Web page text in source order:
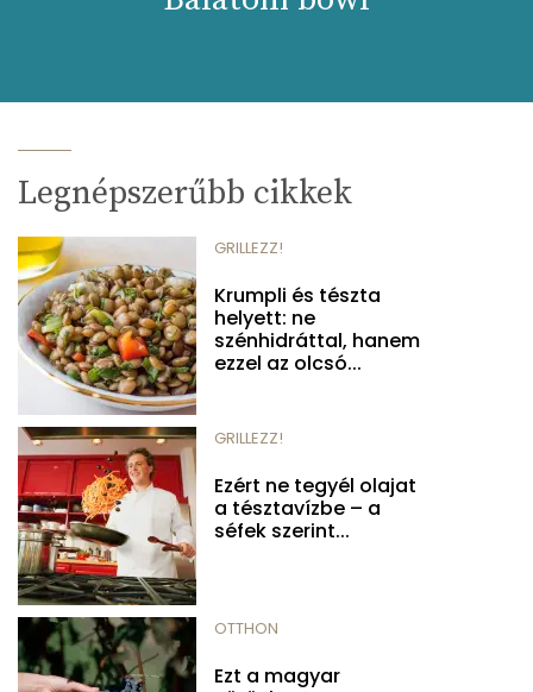
Legnépszerűbb cikkek
GRILLEZZ!
Krumpli és tészta
helyett: ne
szénhidráttal, hanem
ezzel az olcsó...
GRILLEZZ!
Ezért ne tegyél olajat
a tésztavízbe – a
séfek szerint...
OTTHON
Ezt a magyar